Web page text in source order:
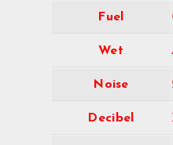
Fuel
Wet
Noise
Decibel